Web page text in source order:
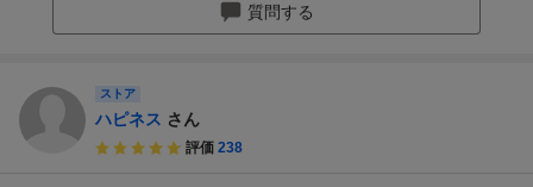
質問する
ストア
ハピネス さん
評価 238